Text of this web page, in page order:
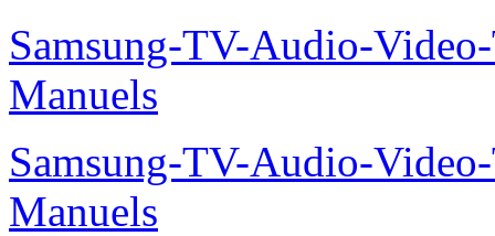
Samsung-TV-Audio-
Manuels
Samsung-TV-Audio-
Manuels